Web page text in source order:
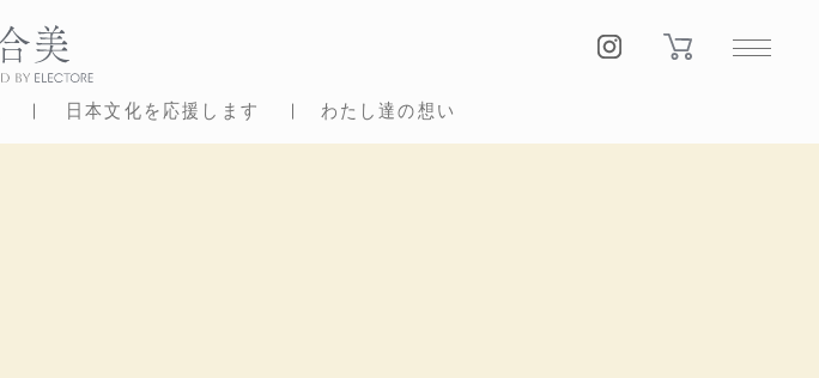
日本文化を応援します わたし達の想い